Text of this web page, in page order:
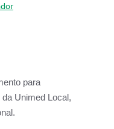
para
da Unimed Local,